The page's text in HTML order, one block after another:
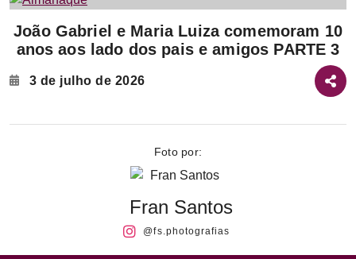
João Gabriel e Maria Luiza comemoram 10
anos aos lado dos pais e amigos PARTE 3
3 de julho de 2026
Foto por:
Fran Santos
@fs.photografias